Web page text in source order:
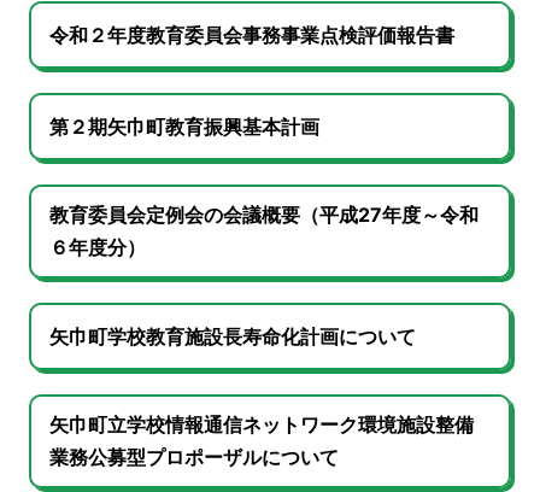
令和２年度教育委員会事務事業点検評価報告書
第２期矢巾町教育振興基本計画
教育委員会定例会の会議概要（平成27年度～令和
６年度分）
矢巾町学校教育施設長寿命化計画について
矢巾町立学校情報通信ネットワーク環境施設整備
業務公募型プロポーザルについて